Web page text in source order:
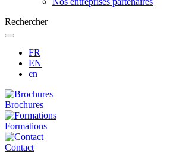
Rechercher
FR
EN
cn
Brochures
Formations
Contact